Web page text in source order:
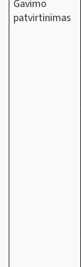
Gavimo
patvirtinimas